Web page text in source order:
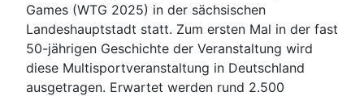
Games (WTG 2025) in der sächsischen
Landeshauptstadt statt. Zum ersten Mal in der fast
50-jährigen Geschichte der Veranstaltung wird
diese Multisportveranstaltung in Deutschland
ausgetragen. Erwartet werden rund 2.500